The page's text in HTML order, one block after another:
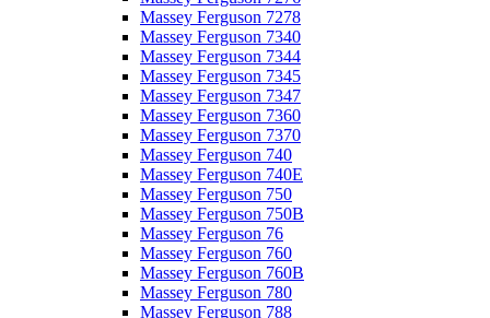
Massey Ferguson 7278
Massey Ferguson 7340
Massey Ferguson 7344
Massey Ferguson 7345
Massey Ferguson 7347
Massey Ferguson 7360
Massey Ferguson 7370
Massey Ferguson 740
Massey Ferguson 740E
Massey Ferguson 750
Massey Ferguson 750B
Massey Ferguson 76
Massey Ferguson 760
Massey Ferguson 760B
Massey Ferguson 780
Massey Ferguson 788